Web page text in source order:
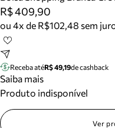
Tênis
Mule
Tire dúvidas sobre
Meus pedidos
Acompanhe seus
R$ 409,90
ou 4x de R$102,48 sem
Receba atéR$ 49,19de cashback
Saiba mais
Produto indisponível
Ver